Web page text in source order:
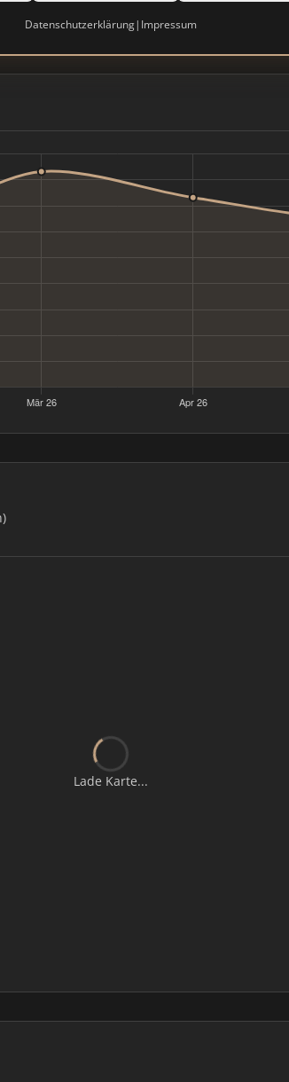
Datenschutzerklärung| Impressum
Lade Karte...